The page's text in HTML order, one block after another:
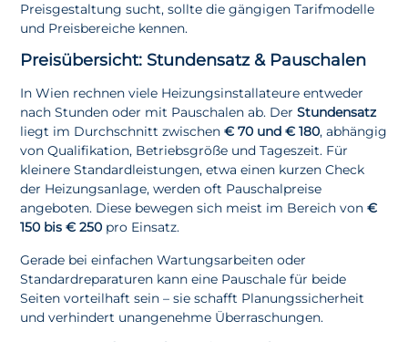
Preisgestaltung sucht, sollte die gängigen Tarifmodelle
und Preisbereiche kennen.
Preisübersicht: Stundensatz & Pauschalen
In Wien rechnen viele Heizungsinstallateure entweder
nach Stunden oder mit Pauschalen ab. DerStundensatz
liegt im Durchschnitt zwischen€ 70 und € 180, abhängig
von Qualifikation, Betriebsgröße und Tageszeit. Für
kleinere Standardleistungen, etwa einen kurzen Check
der Heizungsanlage, werden oft Pauschalpreise
angeboten. Diese bewegen sich meist im Bereich von€
150 bis € 250 pro Einsatz.
Gerade bei einfachen Wartungsarbeiten oder
Standardreparaturen kann eine Pauschale für beide
Seiten vorteilhaft sein – sie schafft Planungssicherheit
und verhindert unangenehme Überraschungen.